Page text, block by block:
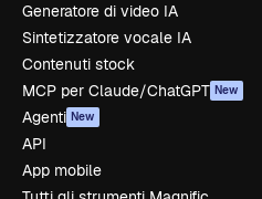
Generatore di video IA
Sintetizzatore vocale IA
Contenuti stock
MCP per Claude/ChatGPT New
Agenti New
API
App mobile